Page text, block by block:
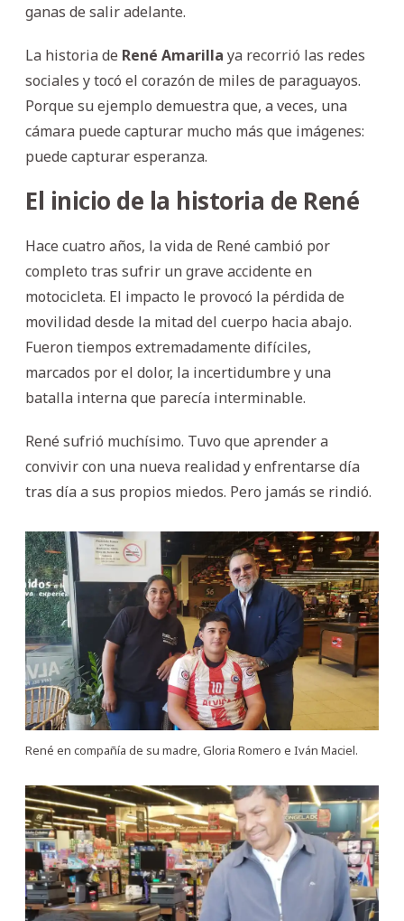
ganas de salir adelante.
La historia de René Amarilla ya recorrió las redes
sociales y tocó el corazón de miles de paraguayos.
Porque su ejemplo demuestra que, a veces, una
cámara puede capturar mucho más que imágenes:
puede capturar esperanza.
El inicio de la historia de René
Hace cuatro años, la vida de René cambió por
completo tras sufrir un grave accidente en
motocicleta. El impacto le provocó la pérdida de
movilidad desde la mitad del cuerpo hacia abajo.
Fueron tiempos extremadamente difíciles,
marcados por el dolor, la incertidumbre y una
batalla interna que parecía interminable.
René sufrió muchísimo. Tuvo que aprender a
convivir con una nueva realidad y enfrentarse día
tras día a sus propios miedos. Pero jamás se rindió.
René en compañía de su madre, Gloria Romero e Iván Maciel.